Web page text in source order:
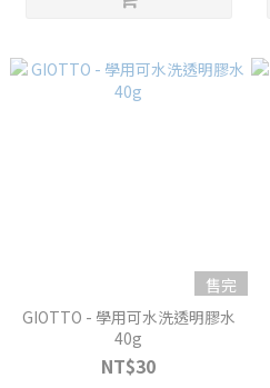
售完
GIOTTO - 學用可水洗透明膠水
40g
NT$30